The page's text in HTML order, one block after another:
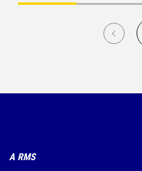
A RMS